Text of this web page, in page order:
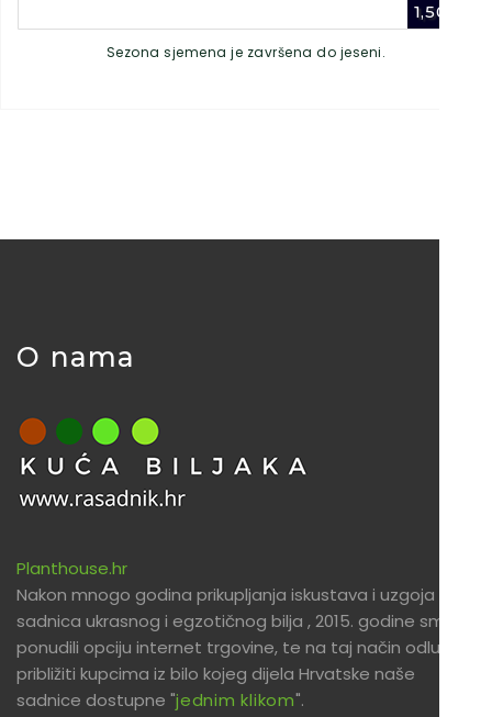
1,50
Sezona sjemena je završena do jeseni.
O nama
Planthouse.hr
Nakon mnogo godina prikupljanja iskustava i uzgoja
sadnica ukrasnog i egzotičnog bilja , 2015. godine smo
ponudili opciju internet trgovine, te na taj način odlučili
približiti kupcima iz bilo kojeg dijela Hrvatske naše
sadnice dostupne "jednim klikom".